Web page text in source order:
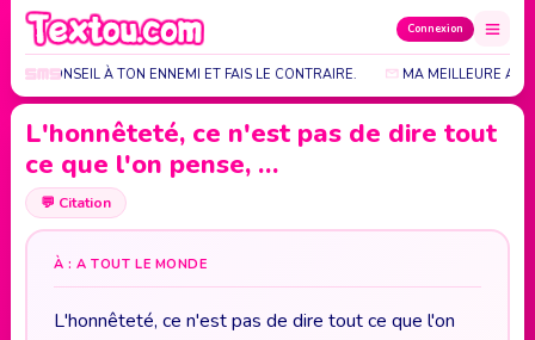
Connexion
UN CONSEIL À TON ENNEMI ET FAIS LE CONTRAIRE. MA MEILLEURE
L'honnêteté, ce n'est pas de dire tout
ce que l'on pense, …
💬 Citation
À : A TOUT LE MONDE
L'honnêteté, ce n'est pas de dire tout ce que l'on